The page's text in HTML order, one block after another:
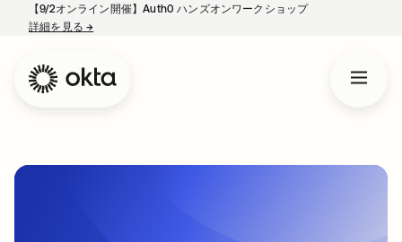
【9/2オンライン開催】Auth0 ハンズオンワークショップ
詳細を見る→